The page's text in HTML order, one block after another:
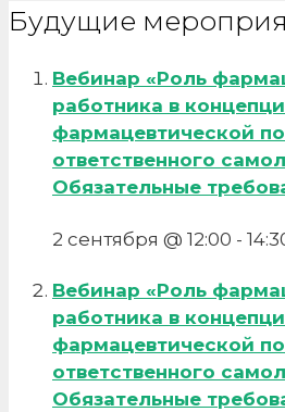
Будущие
Вебинар «Роль
работника в
фармацевтической
ответственного
Обязательные
2 сентября @ 12:00 -
Вебинар «Роль
работника в
фармацевтической
ответственного
Обязательные